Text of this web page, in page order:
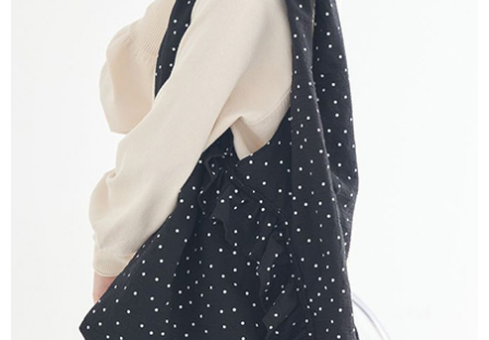
1.本服務係由「台灣大哥大股份有限公司」（以下簡稱本公司）所提供，讓
用戶於交易時，得透過本服務購買商品或服務，並由商店將買賣／分期付款
買賣價金債權讓與本公司後，依約使用本公司帳單繳交帳款。
2.基於同意付款使用「大哥付你分期」之契約關係目的，商店將以您的個人
資料（包含姓名、電話或地址）提供予台灣大哥大進項蒐集、處理及利用，
由本公司與您本人進行分期帳單所需資料之確認、核對及更正。
3.完整用戶服務條款，請詳閱以下連結：https://oppay.tw/userRule
ATM／網路銀行／等多元方式進行付款，方視為交易完成。
※ 請注意：結帳手續完成當下不需立刻繳費，但若您需要取消訂單，請聯絡
購買商品的店家。未經商家同意取消之訂單仍視為有效，需透過AFTEE先享
後付繳納相關費用。
※ 交易是否成功請以「AFTEE先享後付 」之結帳頁面顯示為準，若有關於
是否繳費成功／繳費後需取消欲退款等相關疑問，請聯繫「AFTEE先享後付
客戶支援中心」
https://netprotections.freshdesk.com/support/home
１．透過由恩沛科技股份有限公司提供之「AFTEE先享後付」服務完成之交
易，需依本服務之必要範圍內提供個人資料，並將交易相關給付款項請求債
權轉讓予恩沛科技股份有限公司。
２．關於個人資料處理事宜，請瀏覽以下網址：
https://aftee.tw/terms/#terms3
３．未成年的使用者請事先徵得法定代理人或監護人之同意方可使用
「AFTEE先享後付」，若未經同意申辦者引起之損失，本公司不負相關責
每筆NT$60，滿NT$888(含以上)免運費
每筆NT$60，滿NT$888(含以上)免運費
每筆NT$60，滿NT$888(含以上)免運費
7-11純取貨
每筆NT$60，滿NT$888(含以上)免運費
每筆NT$90，滿NT$888(含以上)免運費